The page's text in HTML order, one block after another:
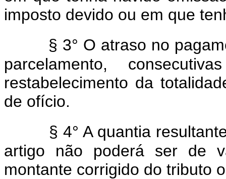
imposto devido ou em que
§ 3° O atraso no
parcelamento,
restabelecimento da
de ofício.
§ 4° A quantia
artigo não poderá ser de
montante corrigido do tributo